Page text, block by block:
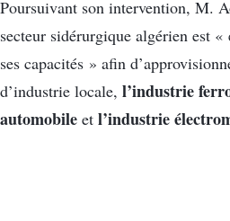
Poursuivant son intervention, M.
secteur sidérurgique algérien est
ses capacités » afin
d’industrie locale, l’industrie
automobile et l’industrie